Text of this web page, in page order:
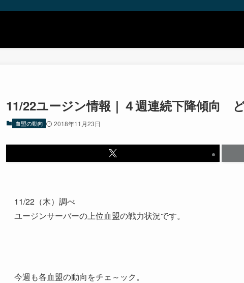
11/22ユージン情報｜４週連続下降傾向
血盟の動向 2018年11月23日
11/22（木）調べ
ユージンサーバーの上位血盟の戦力状況です。
今週も各血盟の動向をチェ～ック。